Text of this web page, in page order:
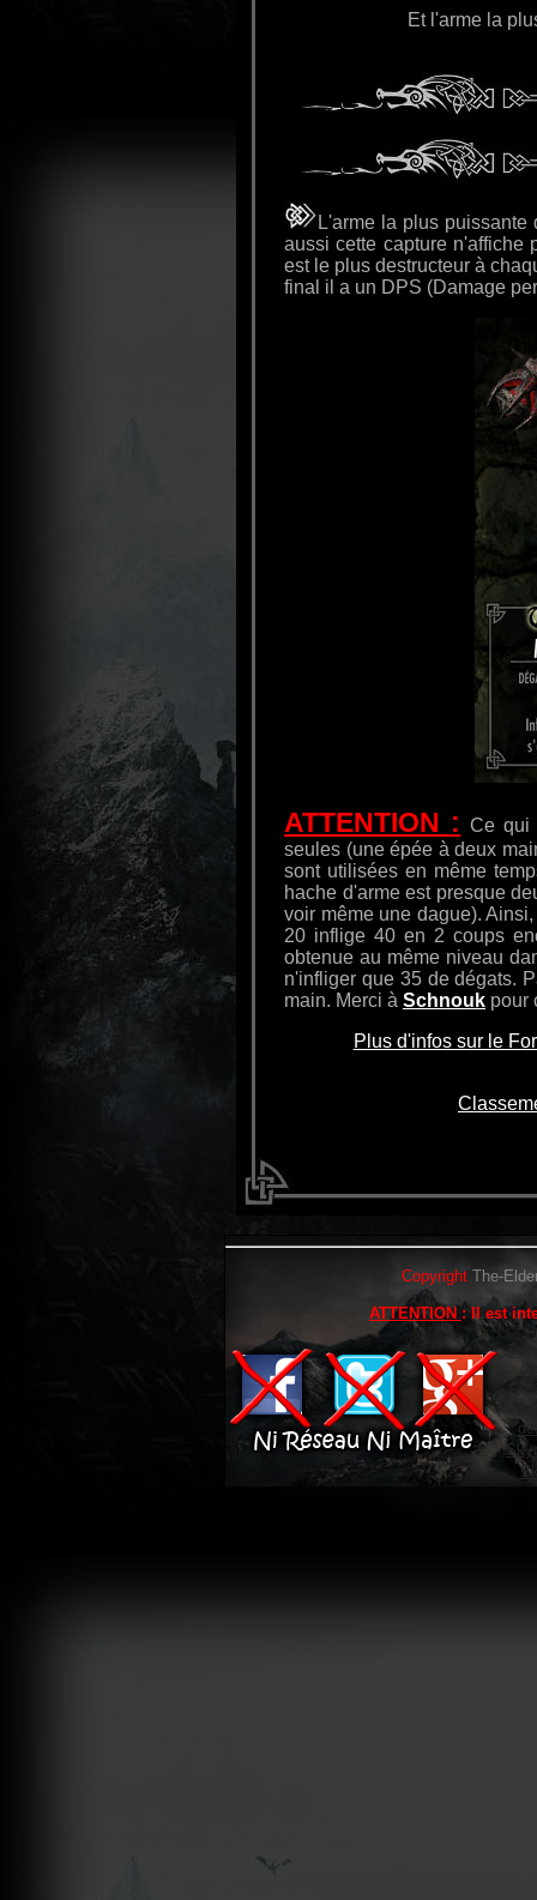
Et l'arme la
L'arme la plus
aussi cette capture n'affiche
est le plus destructeur à
final il a un DPS (Damage
ATTENTION : Ce qui
seules (une épée à deux
sont utilisées en même
hache d'arme est presque
voir même une dague).
20 inflige 40 en 2 coups
obtenue au même niveau
n'infliger que 35 de dégats.
main. Merci à Schnouk pour
Plus d'infos sur le